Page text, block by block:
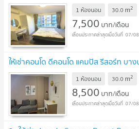
1 ห้องนอน 30.0 m2
7,500 บาท/เดือน
07/
ให้เช่าคอนโด ดีคอนโด แคมปัส รีสอร์ท บาง
1 ห้องนอน 30.0 m2
8,500 บาท/เดือน
07/